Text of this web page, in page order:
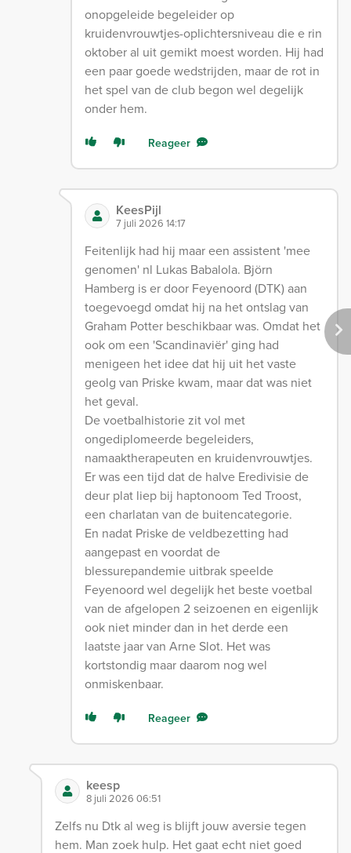
onopgeleide begeleider op
kruidenvrouwtjes-oplichtersniveau die e rin
oktober al uit gemikt moest worden. Hij had
een paar goede wedstrijden, maar de rot in
het spel van de club begon wel degelijk
onder hem.
Reageer
KeesPijl
7 juli 2026 14:17
Feitenlijk had hij maar een assistent 'mee
genomen' nl Lukas Babalola. Björn
Hamberg is er door Feyenoord (DTK) aan
toegevoegd omdat hij na het ontslag van
Graham Potter beschikbaar was. Omdat het
ook om een 'Scandinaviër' ging had
menigeen het idee dat hij uit het vaste
geolg van Priske kwam, maar dat was niet
het geval.
De voetbalhistorie zit vol met
ongediplomeerde begeleiders,
namaaktherapeuten en kruidenvrouwtjes.
Er was een tijd dat de halve Eredivisie de
deur plat liep bij haptonoom Ted Troost,
een charlatan van de buitencategorie.
En nadat Priske de veldbezetting had
aangepast en voordat de
blessurepandemie uitbrak speelde
Feyenoord wel degelijk het beste voetbal
van de afgelopen 2 seizoenen en eigenlijk
ook niet minder dan in het derde een
laatste jaar van Arne Slot. Het was
kortstondig maar daarom nog wel
onmiskenbaar.
Reageer
keesp
8 juli 2026 06:51
Zelfs nu Dtk al weg is blijft jouw aversie tegen
hem. Man zoek hulp. Het gaat echt niet goed